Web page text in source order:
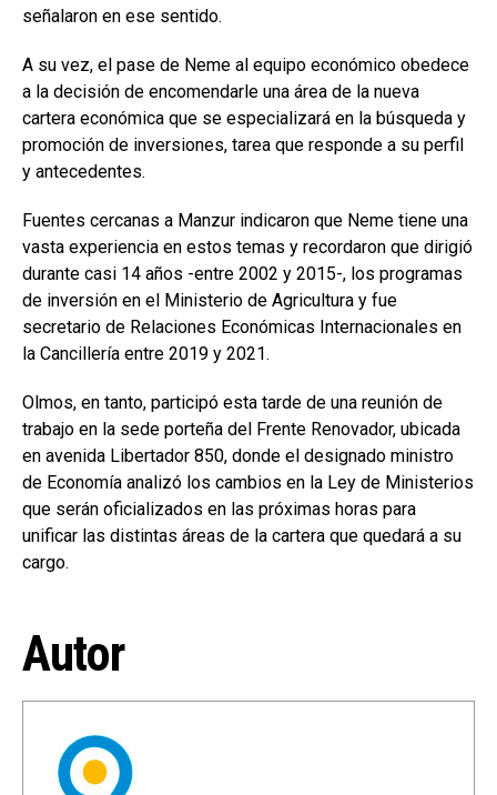
señalaron en ese sentido.
A su vez, el pase de Neme al equipo económico obedece
a la decisión de encomendarle una área de la nueva
cartera económica que se especializará en la búsqueda y
promoción de inversiones, tarea que responde a su perfil
y antecedentes.
Fuentes cercanas a Manzur indicaron que Neme tiene una
vasta experiencia en estos temas y recordaron que dirigió
durante casi 14 años -entre 2002 y 2015-, los programas
de inversión en el Ministerio de Agricultura y fue
secretario de Relaciones Económicas Internacionales en
la Cancillería entre 2019 y 2021.
Olmos, en tanto, participó esta tarde de una reunión de
trabajo en la sede porteña del Frente Renovador, ubicada
en avenida Libertador 850, donde el designado ministro
de Economía analizó los cambios en la Ley de Ministerios
que serán oficializados en las próximas horas para
unificar las distintas áreas de la cartera que quedará a su
cargo.
Autor